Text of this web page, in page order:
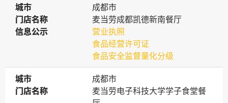
城市
城市
成都市
门店名称
门店名称
麦当劳成都凯德新南餐厅
信息公示
信息公示
营业执照
食品经营许可证
食品安全监督量化分级
城市
城市
成都市
门店名称
门店名称
麦当劳电子科技大学学子食堂餐